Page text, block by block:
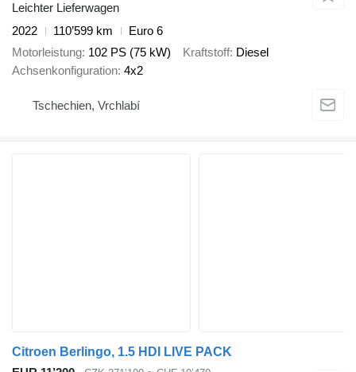
Leichter Lieferwagen
2022
110’599 km
Euro 6
Motorleistung 102 PS (75 kW) Kraftstoff Diesel
Achsenkonfiguration 4x2
Tschechien, Vrchlabí
Citroen Berlingo, 1.5 HDI LIVE PACK